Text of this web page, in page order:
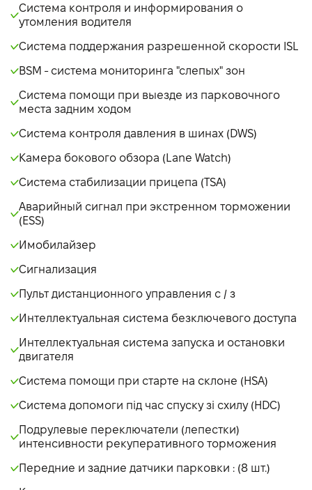
Система контроля и информирования о
утомления водителя
Система поддержания разрешенной скорости ISL
BSM - система мониторинга "слепых" зон
Система помощи при выезде из парковочного
места задним ходом
Система контроля давления в шинах (DWS)
Камера бокового обзора (Lane Watch)
Система стабилизации прицепа (TSA)
Аварийный сигнал при экстренном торможении
(ESS)
Имобилайзер
Сигнализация
Пульт дистанционного управления с / з
Интеллектуальная система безключевого доступа
Интеллектуальная система запуска и остановки
двигателя
Система помощи при старте на склоне (HSA)
Система допомоги під час спуску зі схилу (HDC)
Подрулевые переключатели (лепестки)
интенсивности рекуперативного торможения
Передние и задние датчики парковки : (8 шт.)